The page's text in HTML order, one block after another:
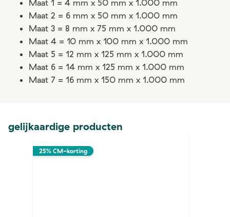
Maat 1 = 4 mm x 50 mm x 1.000 mm
Maat 2 = 6 mm x 50 mm x 1.000 mm
Maat 3 = 8 mm x 75 mm x 1.000 mm
Maat 4 = 10 mm x 100 mm x 1.000 mm
Maat 5 = 12 mm x 125 mm x 1.000 mm
Maat 6 = 14 mm x 125 mm x 1.000 mm
Maat 7 = 16 mm x 150 mm x 1.000 mm
gelijkaardige producten
25% CM-korting